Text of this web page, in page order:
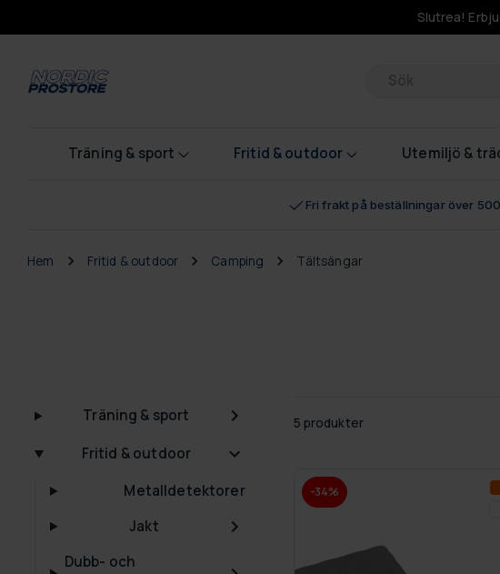
Slutrea!
Produkter
Träning & sport Fritid & outdoor Utemiljö &
Fri frakt på beställningar över
Hem Fritid & outdoor Camping Tältsängar
Träning & sport
Fritid & outdoor
Metalldetektorer
Jakt
Dubb- och
5 produkter
-34%